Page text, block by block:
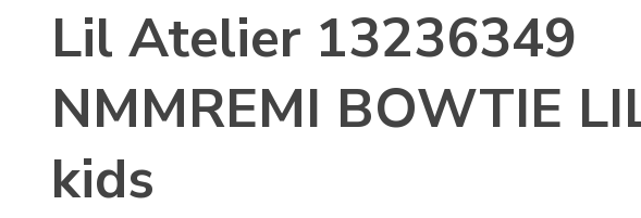
Lil Atelier 13236349
NMMREMI BOWTIE
kids